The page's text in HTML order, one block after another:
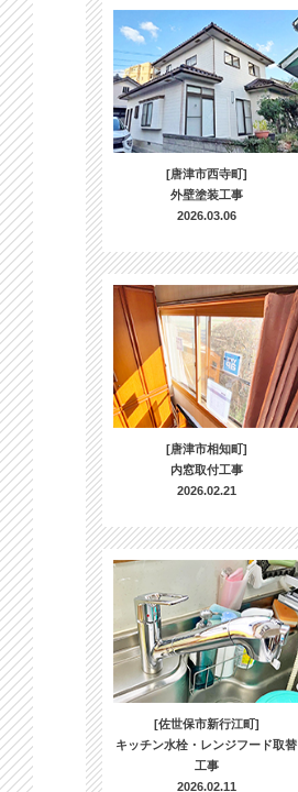
[唐津市西寺町]
外壁塗装工事
2026.03.06
[唐津市相知町]
内窓取付工事
2026.02.21
[佐世保市新行江町]
キッチン水栓・レンジフード取替
工事
2026.02.11